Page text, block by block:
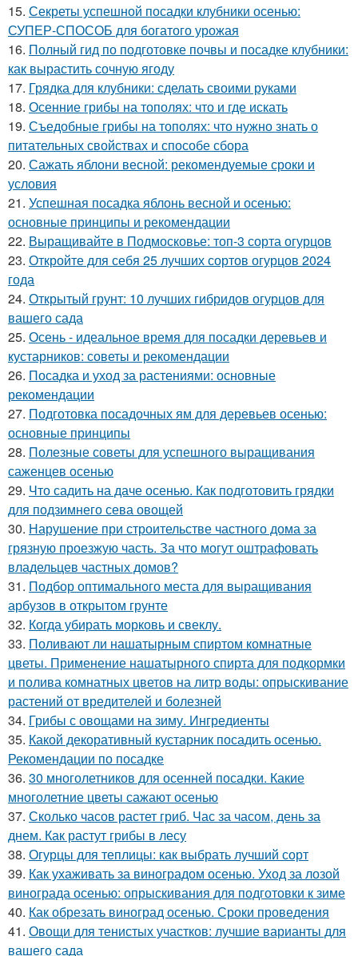
15. Секреты успешной посадки клубники осенью:
СУПЕР-СПОСОБ для богатого урожая
16. Полный гид по подготовке почвы и посадке клубники:
как вырастить сочную ягоду
17. Грядка для клубники: сделать своими руками
18. Осенние грибы на тополях: что и где искать
19. Съедобные грибы на тополях: что нужно знать о
питательных свойствах и способе сбора
20. Сажать яблони весной: рекомендуемые сроки и
условия
21. Успешная посадка яблонь весной и осенью:
основные принципы и рекомендации
22. Выращивайте в Подмосковье: топ-3 сорта огурцов
23. Откройте для себя 25 лучших сортов огурцов 2024
года
24. Открытый грунт: 10 лучших гибридов огурцов для
вашего сада
25. Осень - идеальное время для посадки деревьев и
кустарников: советы и рекомендации
26. Посадка и уход за растениями: основные
рекомендации
27. Подготовка посадочных ям для деревьев осенью:
основные принципы
28. Полезные советы для успешного выращивания
саженцев осенью
29. Что садить на даче осенью. Как подготовить грядки
для подзимнего сева овощей
30. Нарушение при строительстве частного дома за
грязную проезжую часть. За что могут оштрафовать
владельцев частных домов?
31. Подбор оптимального места для выращивания
арбузов в открытом грунте
32. Когда убирать морковь и свеклу.
33. Поливают ли нашатырным спиртом комнатные
цветы. Применение нашатырного спирта для подкормки
и полива комнатных цветов на литр воды: опрыскивание
растений от вредителей и болезней
34. Грибы с овощами на зиму. Ингредиенты
35. Какой декоративный кустарник посадить осенью.
Рекомендации по посадке
36. 30 многолетников для осенней посадки. Какие
многолетние цветы сажают осенью
37. Сколько часов растет гриб. Час за часом, день за
днем. Как растут грибы в лесу
38. Огурцы для теплицы: как выбрать лучший сорт
39. Как ухаживать за виноградом осенью. Уход за лозой
винограда осенью: опрыскивания для подготовки к зиме
40. Как обрезать виноград осенью. Сроки проведения
41. Овощи для тенистых участков: лучшие варианты для
вашего сада